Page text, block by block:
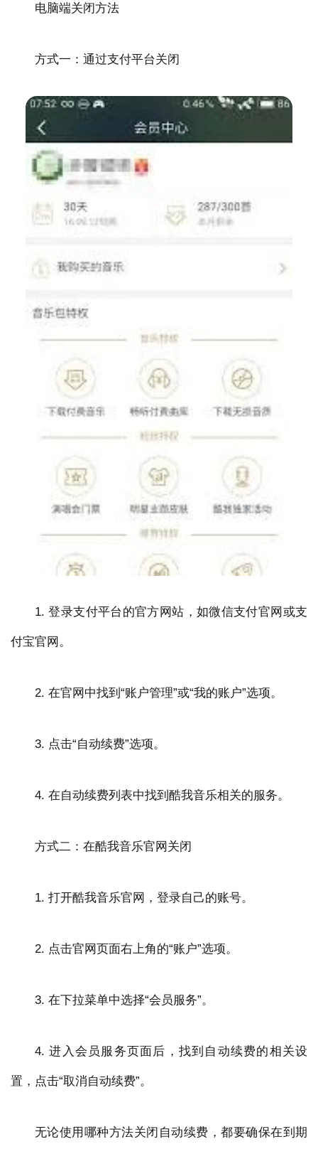
电脑端关闭方法
方式一：通过支付平台关闭
1. 登录支付平台的官方网站，如微信支付官网或支
付宝官网。
2. 在官网中找到“账户管理”或“我的账户”选项。
3. 点击“自动续费”选项。
4. 在自动续费列表中找到酷我音乐相关的服务。
方式二：在酷我音乐官网关闭
1. 打开酷我音乐官网，登录自己的账号。
2. 点击官网页面右上角的“账户”选项。
3. 在下拉菜单中选择“会员服务”。
4. 进入会员服务页面后，找到自动续费的相关设
置，点击“取消自动续费”。
无论使用哪种方法关闭自动续费，都要确保在到期